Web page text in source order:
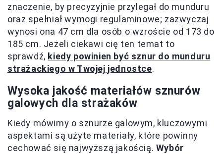
znaczenie, by precyzyjnie przylegał do munduru
oraz spełniał wymogi regulaminowe; zazwyczaj
wynosi ona 47 cm dla osób o wzroście od 173 do
185 cm. Jeżeli ciekawi cię ten temat to
sprawdź, kiedy powinien być sznur do munduru
strażackiego w Twojej jednostce.
Wysoka jakość materiałów sznurów
galowych dla strażaków
Kiedy mówimy o sznurze galowym, kluczowymi
aspektami są użyte materiały, które powinny
cechować się najwyższą jakością. Wybór